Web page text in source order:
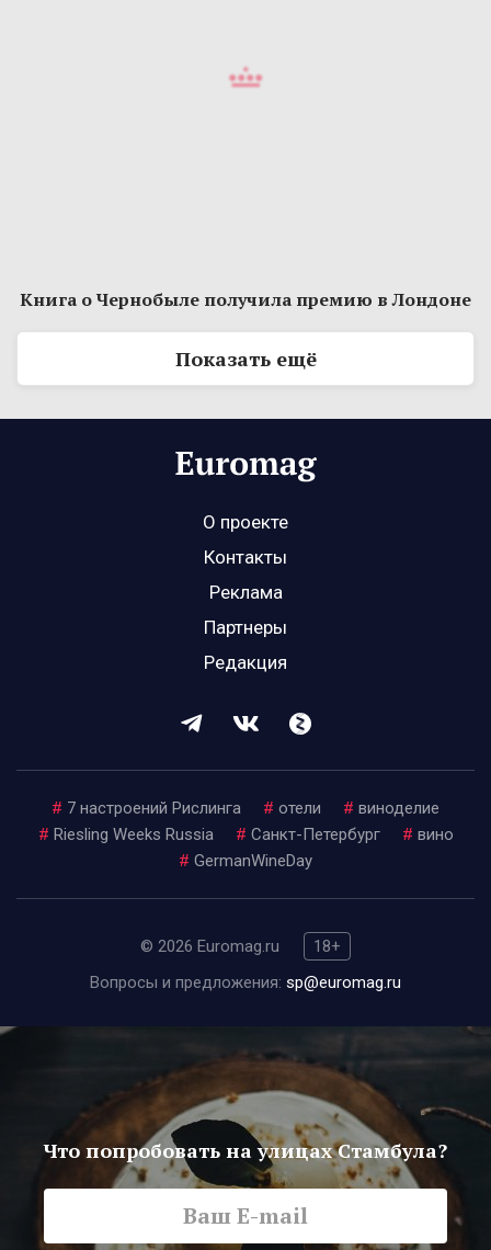
Книга о Чернобыле получила премию в Лондоне
Показать ещё
О проекте
Контакты
Реклама
Партнеры
Редакция
# 7 настроений Рислинга # отели # виноделие
# Riesling Weeks Russia # Санкт-Петербург # вино
# GermanWineDay
© 2026 Euromag.ru
18+
Вопросы и предложения: sp@euromag.ru
Что попробовать на улицах Стамбула?